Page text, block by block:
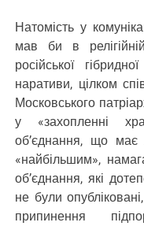
Натомість у
мав би в
російської
наративи, цілком
Московського
у «захопленні
об’єднання, що має
«найбільшим»,
об’єднання, які
не були
припинення